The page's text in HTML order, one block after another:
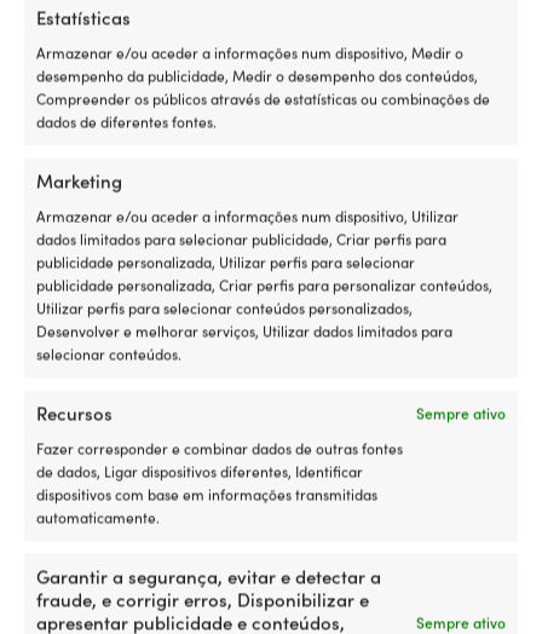
Estatísticas
Armazenar e/ou aceder a informações num dispositivo, Medir o
desempenho da publicidade, Medir o desempenho dos conteúdos,
Compreender os públicos através de estatísticas ou combinações de
dados de diferentes fontes.
Marketing
Armazenar e/ou aceder a informações num dispositivo, Utilizar
dados limitados para selecionar publicidade, Criar perfis para
publicidade personalizada, Utilizar perfis para selecionar
publicidade personalizada, Criar perfis para personalizar conteúdos,
Utilizar perfis para selecionar conteúdos personalizados,
Desenvolver e melhorar serviços, Utilizar dados limitados para
selecionar conteúdos.
Recursos
Sempre ativo
Fazer corresponder e combinar dados de outras fontes
de dados, Ligar dispositivos diferentes, Identificar
dispositivos com base em informações transmitidas
automaticamente.
Garantir a segurança, evitar e detectar a
fraude, e corrigir erros, Disponibilizar e
apresentar publicidade e conteúdos,
Sempre ativo
MODELO
Baltic Pro Sailor
GARANTIA
100N
LINK PARA O FABRICANTE
https://baltic.se/produkt/pro-sailor-flytvast/
Compare com outros mais vendidos
emcoletes salva-vidas